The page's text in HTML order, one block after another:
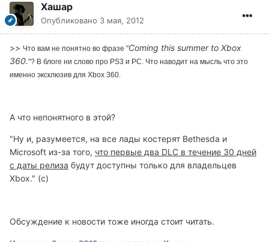
Хашар
Опубликовано 3 мая, 2012
>> Что вам не понятно во фразе "Coming this summer to Xbox
360."? В блоге ни слово про PS3 и PC. Что наводит на мысль что это
именно эксклюзив для Xbox 360.
А что непонятного в этой?
"Ну и, разумеется, на все лады костерят Bethesda и
Microsoft из-за того, что первые два DLC в течение 30 дней
с даты релиза будут доступны только для владельцев
Xbox." (с)
Обсуждение к новости тоже иногда стоит читать.